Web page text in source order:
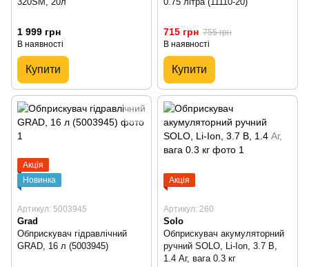
1 999 грн
В наявності
Купити
715 грн 755 грн
В наявності
Купити
Акція
Новинка
Артикул: 5003945
Grad
Обприскувач гідравлічний
GRAD, 16 л (5003945)
Акція
Артикул: 260
Solo
Обприскувач акумуляторний
ручний SOLO, Li-Ion, 3.7 В,
1.4 Аг, вага 0.3 кг